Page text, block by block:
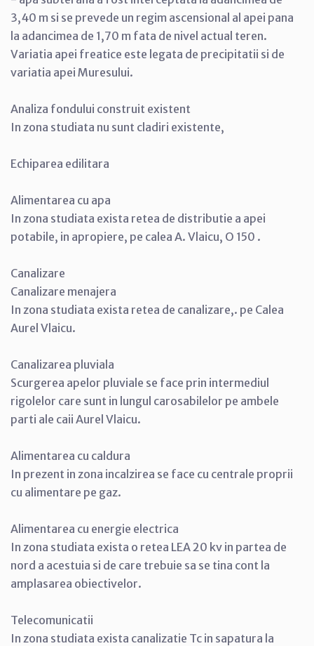
3,40 m si se prevede un regim ascensional al apei pana
la adancimea de 1,70 m fata de nivel actual teren.
Variatia apei freatice este legata de precipitatii si de
variatia apei Muresului.
Analiza fondului construit existent
In zona studiata nu sunt cladiri existente,
Echiparea edilitara
Alimentarea cu apa
In zona studiata exista retea de distributie a apei
potabile, in apropiere, pe calea A. Vlaicu, O 150 .
Canalizare
Canalizare menajera
In zona studiata exista retea de canalizare,. pe Calea
Aurel Vlaicu.
Canalizarea pluviala
Scurgerea apelor pluviale se face prin intermediul
rigolelor care sunt in lungul carosabilelor pe ambele
parti ale caii Aurel Vlaicu.
Alimentarea cu caldura
In prezent in zona incalzirea se face cu centrale proprii
cu alimentare pe gaz.
Alimentarea cu energie electrica
In zona studiata exista o retea LEA 20 kv in partea de
nord a acestuia si de care trebuie sa se tina cont la
amplasarea obiectivelor.
Telecomunicatii
In zona studiata exista canalizatie Tc in sapatura la